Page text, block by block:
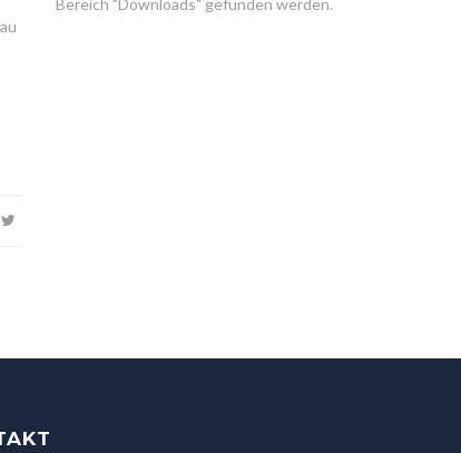
Bereich "Downloads" gefunden werden.